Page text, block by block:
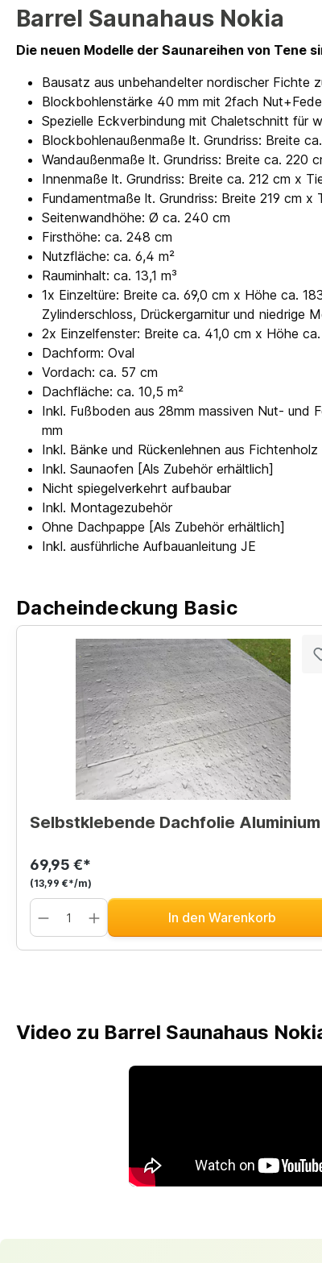
Barrel Saunahaus Nokia
Die neuen Modelle der Saunareihen von Tene
Bausatz aus unbehandelter nordischer Fichte
Blockbohlenstärke 40 mm mit 2fach
Spezielle Eckverbindung mit Chaletschnitt für
Blockbohlenaußenmaße lt. Grundriss: Breite
Wandaußenmaße lt. Grundriss: Breite ca. 220
Innenmaße lt. Grundriss: Breite ca. 212 cm x
Fundamentmaße lt. Grundriss: Breite 219 cm x
Seitenwandhöhe: Ø ca. 240 cm
Firsthöhe: ca. 248 cm
Nutzfläche: ca. 6,4 m²
Rauminhalt: ca. 13,1 m³
1x Einzeltüre: Breite ca. 69,0 cm x Höhe ca.
Zylinderschloss, Drückergarnitur und niedrige
2x Einzelfenster: Breite ca. 41,0 cm x Höhe
Dachform: Oval
Vordach: ca. 57 cm
Dachfläche: ca. 10,5 m²
Inkl. Fußboden aus 28mm massiven Nut- und
mm
Inkl. Bänke und Rückenlehnen aus Fichtenholz
Inkl. Saunaofen [Als Zubehör erhältlich]
Nicht spiegelverkehrt aufbaubar
Inkl. Montagezubehör
Ohne Dachpappe [Als Zubehör erhältlich]
Inkl. ausführliche Aufbauanleitung JE
Dacheindeckung Basic
Selbstklebende Dachfolie Aluminium
69,95 €*
(13,99 €*/m)
In den Warenkorb
Video zu Barrel Saunahaus